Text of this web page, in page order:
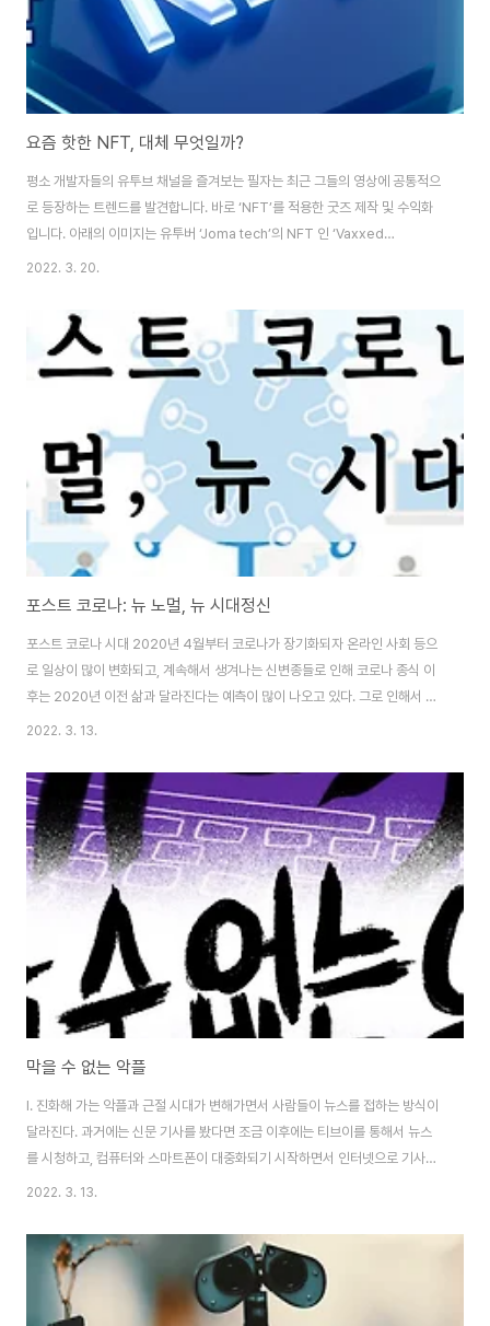
요즘 핫한 NFT, 대체 무엇일까?
평소 개발자들의 유투브 채널을 즐겨보는 필자는 최근 그들의 영상에 공통적으
로 등장하는 트렌드를 발견합니다. 바로 ‘NFT’를 적용한 굿즈 제작 및 수익화
입니다. 아래의 이미지는 유투버 ‘Joma tech’의 NFT 인 ‘Vaxxed
doggos’입니다. 이 유투버는 이와 같은 작품들을 통해 공개 30 초만에 약
만 달러(32 억)에 NFT 경매에서 낙찰 된 트위터 공동 창업자 잭 도시의 트윗
한 줄, 6930 만 달러(약 785 억원)에 낙찰 된 콜라주 디지털 아트 ‘매일: 첫
5000 일’등 천문학적인 거래가에 판매 된 NFT 작품들을 생각해보면, 일반적
인 상식선에서는 이해가 쉽지 않습니다. NFT 기술의 등장과 함께 ..
2022. 3. 20.
포스트 코로나: 뉴 노멀, 뉴 시대정신
포스트 코로나 시대 2020년 4월부터 코로나가 장기화되자 온라인 사회 등으
로 일상이 많이 변화되고, 계속해서 생겨나는 신변종들로 인해 코로나 종식 이
후는 2020년 이전 삶과 달라진다는 예측이 많이 나오고 있다. 그로 인해서 포
스트 코로나라는 말이 생겨났고, 우리는 그 시기를 맞을 준비를 하고 있다. 코로
로나가 우리에게로 달려온 것 같은 느낌이 들지만 사실 인류 전체가 빠른 속도
로 자본주의화 되면서 무분별하게 자연을 정복하는 과정에서 생겨난 자연의 피
드백이라고 생각할 수 있다. 현재 우리는 인류의 공동운명을 놓고 반성을 하지
않으면 안 되는, 반성을 강요당하는 절박한 시기에 지금 살고 있다. 이제 더 이
상 우리가 배척하거나 무시..
2022. 3. 13.
막을 수 없는 악플
I. 진화해 가는 악플과 근절 시대가 변해가면서 사람들이 뉴스를 접하는 방식이
달라진다. 과거에는 신문 기사를 봤다면 조금 이후에는 티브이를 통해서 뉴스
를 시청하고, 컴퓨터와 스마트폰이 대중화되기 시작하면서 인터넷으로 기사를
검색해 읽곤 한다. 이제는 읽는 것을 넘어 다양한 플랫폼을 통해 뉴스를 읽는 것
변하면서 인터넷으로 할 수 있는 것 그리고 볼 수 있는 것이 많아지고 있고 또
그에 대한 댓글과 채팅창이 활발하게 이루어지고 있다. 문제는 여기에서 발생
한다. 인터넷 에티켓이라는 것이 존재하지만 사람들은 선을 넘는 발언을 하곤
한다. 바로 아이디 뒤에 숨어 남에게 상처가 되는 글을 아무렇지도 않게 쓰는
2022. 3. 13.